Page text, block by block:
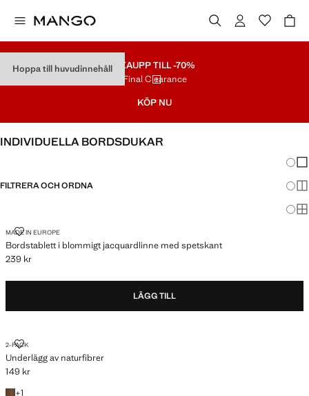
Hoppa till huvudinnehåll REAUPP TILL -70%
Final Clearance
KÖP NU
INDIVIDUELLA BORDSDUKAR
FILTRERA OCH ORDNA
MADE IN EUROPE
Bordstablett i blommigt jacquardlinne med spetskant
BORDSTABLETT I BLOMMIGT JACQUARDLINNE MED SPETSKANT
Gällande pris [239 kr ]
239 kr
LÄGG TILL
2-PACK
Underlägg av naturfibrer
UNDERLÄGG AV NATURFIBRER
Gällande pris [149 kr ]
149 kr
+1
+1 färg